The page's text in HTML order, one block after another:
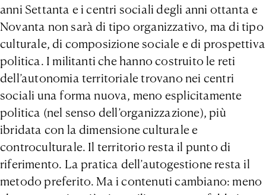
anni Settanta e i centri sociali degli anni ottanta e
Novanta non sarà di tipo organizzativo, ma di tipo
culturale, di composizione sociale e di prospettiva
politica. I militanti che hanno costruito le reti
dell’autonomia territoriale trovano nei centri
sociali una forma nuova, meno esplicitamente
politica (nel senso dell’organizzazione), più
ibridata con la dimensione culturale e
controculturale. Il territorio resta il punto di
riferimento. La pratica dell’autogestione resta il
metodo preferito. Ma i contenuti cambiano: meno